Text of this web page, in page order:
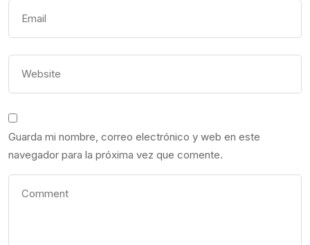
Guarda mi nombre, correo electrónico y web en este
navegador para la próxima vez que comente.